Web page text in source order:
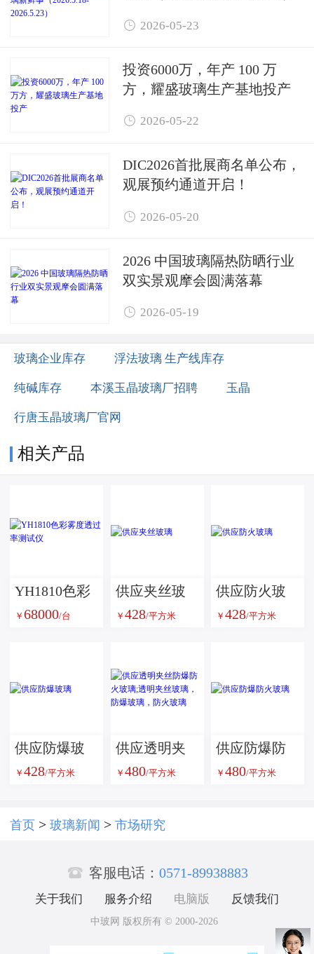
 2026-05-23
投资6000万，年产 100 万
方，耀盛玻璃生产基地投产
 2026-05-22
DIC2026首批展商名单公布，
观展预约通道开启！
 2026-05-20
2026 中国玻璃隔热防晒行业
双实景观摩会圆满落幕
 2026-05-19
玻璃企业库存 浮法玻璃 生产线库存
纯碱库存 本溪玉晶玻璃厂招聘 玉晶
行唐玉晶玻璃厂官网
相关产品
YH1810色彩
雾度透过率
￥ 68000/台
供应夹丝玻
璃
￥ 428/平方米
供应防火玻
璃
￥ 428/平方米
供应防爆玻
璃
￥ 428/平方米
供应透明夹
丝防爆防火
丝玻璃，防
火玻璃
￥ 480/平方米
供应防爆防
火玻璃
￥ 480/平方米
首页 > 玻璃新闻 > 市场研究
 客服电话： 0571-89938883
关于我们 服务介绍 电脑版 反馈我们
中玻网 版权所有 © 2000-2026